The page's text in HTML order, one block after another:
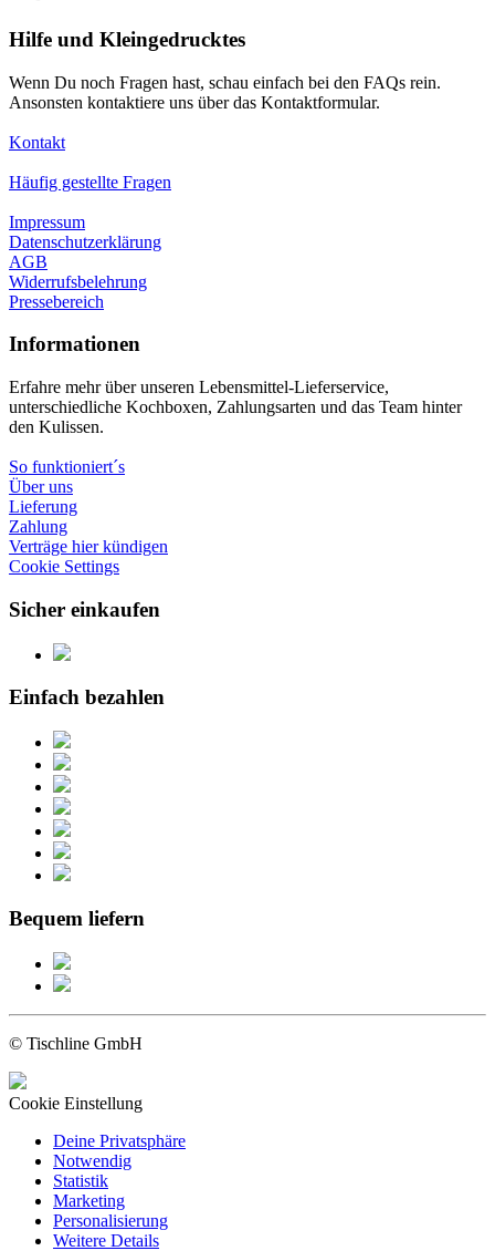
Hilfe und Kleingedrucktes
Wenn Du noch Fragen hast, schau einfach bei den FAQs rein.
Ansonsten kontaktiere uns über das Kontaktformular.
Kontakt
Häufig gestellte Fragen
Impressum
Datenschutzerklärung
AGB
Widerrufsbelehrung
Pressebereich
Informationen
Erfahre mehr über unseren Lebensmittel-Lieferservice,
unterschiedliche Kochboxen, Zahlungsarten und das Team hinter
den Kulissen.
So funktioniert´s
Über uns
Lieferung
Zahlung
Verträge hier kündigen
Cookie Settings
Sicher einkaufen
Einfach bezahlen
Bequem liefern
© Tischline GmbH
Cookie Einstellung
Deine Privatsphäre
Notwendig
Statistik
Marketing
Personalisierung
Weitere Details